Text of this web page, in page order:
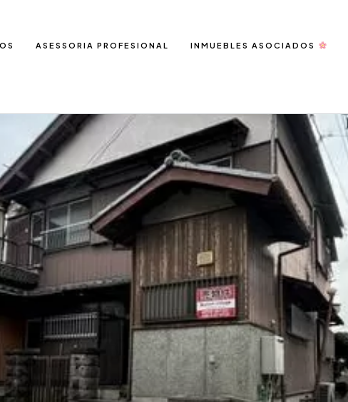
ASESSORIA PROFESIONAL INMUEBLES ASOCIADOS